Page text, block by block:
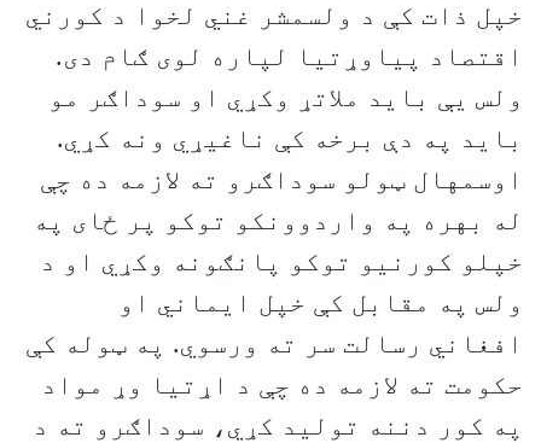
خپل ذات کې د ولسمشر غني لخوا د کورني
اقتصاد پياوړتيا لپاره لوی ګام دی.
ولس يې بايد ملاتړ وکړي او سوداګر مو
بايد په دې برخه کې ناغيړي ونه کړي.
اوسمهال ټولو سوداګرو ته لازمه ده چې
له بهره په واردوونکو توکو پر ځای په
خپلو کورنيو توکو پانګونه وکړي او د
ولس په مقابل کې خپل ايماني او
افغاني رسالت سر ته ورسوي. په ټوله کې
حکومت ته لازمه ده چې د اړتیا وړ مواد
په کور دننه تولید کړي، سوداګرو ته د